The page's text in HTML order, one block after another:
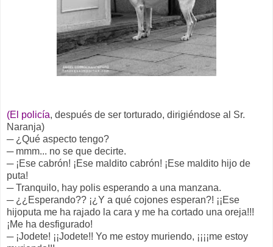
(El policía, después de ser torturado, dirigiéndose al Sr.
Naranja)
─ ¿Qué aspecto tengo?
─ mmm... no se que decirte.
─ ¡Ese cabrón! ¡Ese maldito cabrón! ¡Ese maldito hijo de
puta!
─ Tranquilo, hay polis esperando a una manzana.
─ ¿¿Esperando?? ¡¿Y a qué cojones esperan?! ¡¡Ese
hijoputa me ha rajado la cara y me ha cortado una oreja!!!
¡Me ha desfigurado!
─ ¡Jodete! ¡¡Jodete!! Yo me estoy muriendo, ¡¡¡¡me estoy